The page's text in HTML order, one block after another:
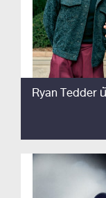
Ryan Tedder